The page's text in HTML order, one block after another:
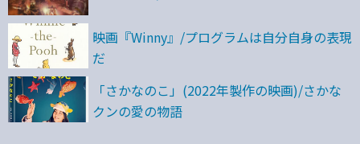
映画『Winny』/プログラムは自分自身の表現
だ
「さかなのこ」(2022年製作の映画)/さかな
クンの愛の物語